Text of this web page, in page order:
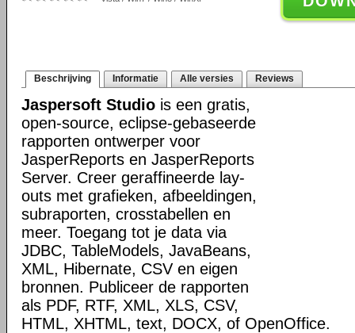
Beschrijving Informatie Alle versies Reviews
Jaspersoft Studio is een gratis,
open-source, eclipse-gebaseerde
rapporten ontwerper voor
JasperReports en JasperReports
Server. Creer geraffineerde lay-
outs met grafieken, afbeeldingen,
subraporten, crosstabellen en
meer. Toegang tot je data via
JDBC, TableModels, JavaBeans,
XML, Hibernate, CSV en eigen
bronnen. Publiceer de rapporten
als PDF, RTF, XML, XLS, CSV,
HTML, XHTML, text, DOCX, of OpenOffice.